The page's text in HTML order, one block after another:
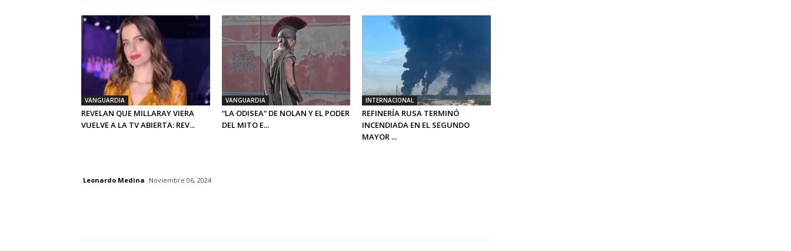
VANGUARDIA
REVELAN QUE MILLARAY VIERA
VUELVE A LA TV ABIERTA: REV...
VANGUARDIA
“LA ODISEA” DE NOLAN Y EL PODER
DEL MITO E...
INTERNACIONAL
REFINERÍA RUSA TERMINÓ
INCENDIADA EN EL SEGUNDO
MAYOR ...
Leonardo Medina Noviembre 06, 2024